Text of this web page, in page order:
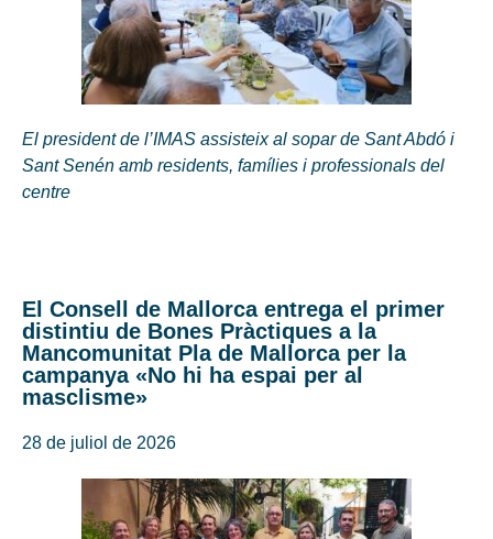
El president de l’IMAS assisteix al sopar de Sant Abdó i
Sant Senén amb residents, famílies i professionals del
centre
El Consell de Mallorca entrega el primer
distintiu de Bones Pràctiques a la
Mancomunitat Pla de Mallorca per la
campanya «No hi ha espai per al
masclisme»
28 de juliol de 2026